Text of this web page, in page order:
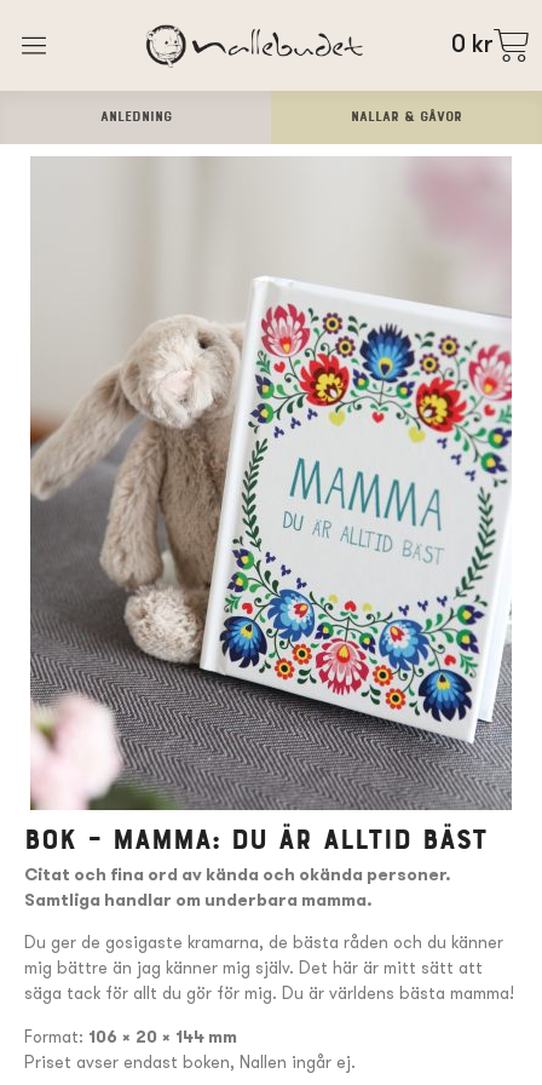
0 kr
ANLEDNING Nallar & Gåvor
Bok – Mamma: du är alltid bäst
Citat och fina ord av kända och okända personer.
Samtliga handlar om underbara mamma.
Du ger de gosigaste kramarna, de bästa råden och du känner
mig bättre än jag känner mig själv. Det här är mitt sätt att
säga tack för allt du gör för mig. Du är världens bästa mamma!
Format: 106 × 20 × 144 mm
Priset avser endast boken, Nallen ingår ej.